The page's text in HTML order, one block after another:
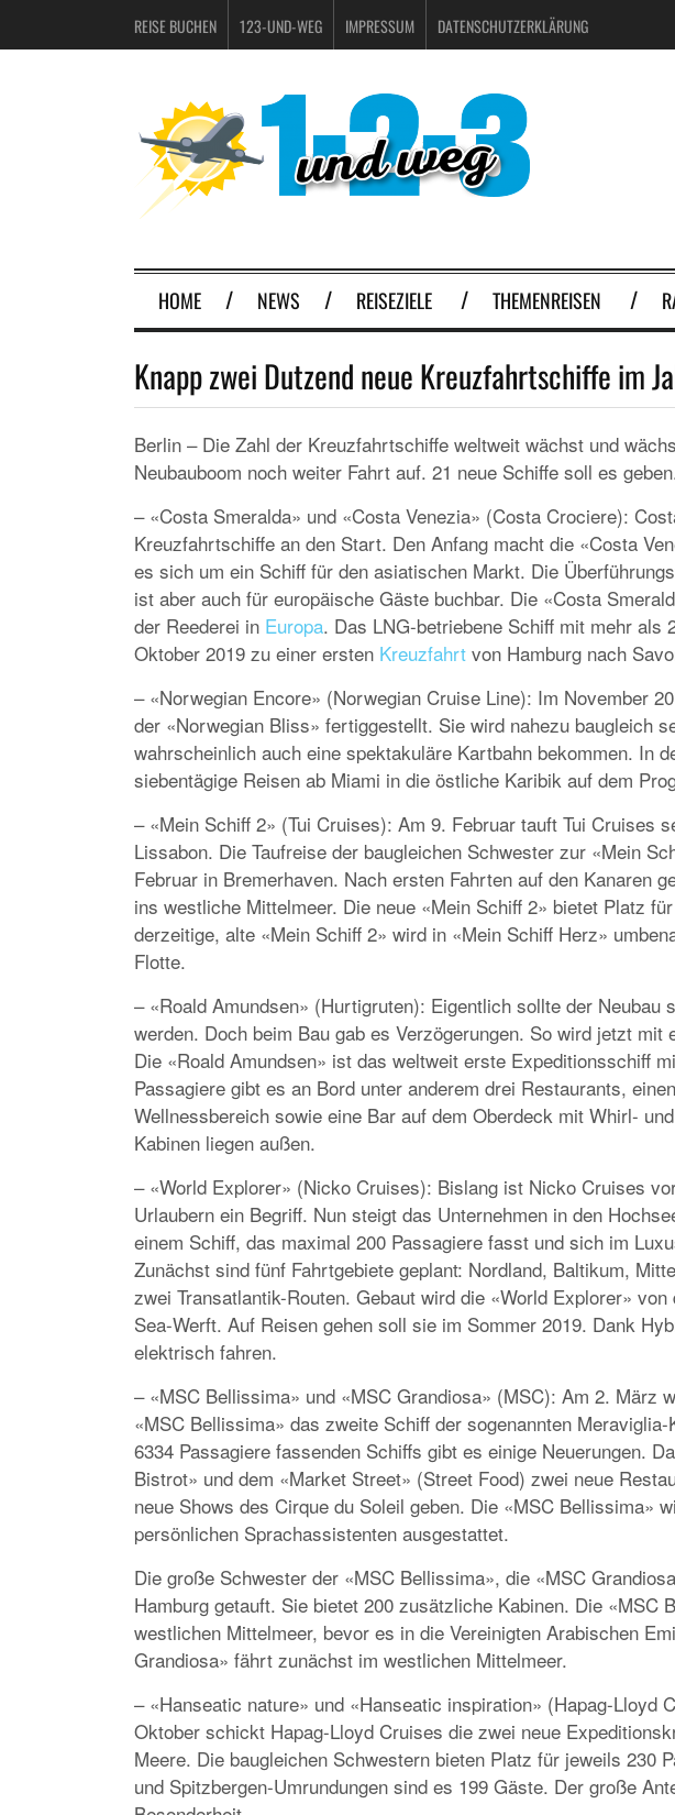
REISE BUCHEN 123-UND-WEG IMPRESSUM DATENSCHUTZERKLÄRUNG
HOME NEWS REISEZIELE THEMENREISEN
Knapp zwei Dutzend neue Kreuzfahrtschiffe im
Berlin – Die Zahl der Kreuzfahrtschiffe weltweit wächst und
Neubauboom noch weiter Fahrt auf. 21 neue Schiffe soll es
– «Costa Smeralda» und «Costa Venezia» (Costa Crociere):
Kreuzfahrtschiffe an den Start. Den Anfang macht die «Costa
es sich um ein Schiff für den asiatischen Markt. Die
ist aber auch für europäische Gäste buchbar. Die «Costa
der Reederei in Europa. Das LNG-betriebene Schiff mit mehr als
Oktober 2019 zu einer ersten Kreuzfahrt von Hamburg nach
– «Norwegian Encore» (Norwegian Cruise Line): Im November
der «Norwegian Bliss» fertiggestellt. Sie wird nahezu baugleich
wahrscheinlich auch eine spektakuläre Kartbahn bekommen. In
siebentägige Reisen ab Miami in die östliche Karibik auf dem
– «Mein Schiff 2» (Tui Cruises): Am 9. Februar tauft Tui Cruises
Lissabon. Die Taufreise der baugleichen Schwester zur «Mein
Februar in Bremerhaven. Nach ersten Fahrten auf den Kanaren
ins westliche Mittelmeer. Die neue «Mein Schiff 2» bietet Platz
derzeitige, alte «Mein Schiff 2» wird in «Mein Schiff Herz»
Flotte.
– «Roald Amundsen» (Hurtigruten): Eigentlich sollte der Neubau
werden. Doch beim Bau gab es Verzögerungen. So wird jetzt mit
Die «Roald Amundsen» ist das weltweit erste Expeditionsschiff
Passagiere gibt es an Bord unter anderem drei Restaurants,
Wellnessbereich sowie eine Bar auf dem Oberdeck mit Whirl-
Kabinen liegen außen.
– «World Explorer» (Nicko Cruises): Bislang ist Nicko Cruises
Urlaubern ein Begriff. Nun steigt das Unternehmen in den
einem Schiff, das maximal 200 Passagiere fasst und sich im
Zunächst sind fünf Fahrtgebiete geplant: Nordland, Baltikum,
zwei Transatlantik-Routen. Gebaut wird die «World Explorer»
Sea-Werft. Auf Reisen gehen soll sie im Sommer 2019. Dank
elektrisch fahren.
– «MSC Bellissima» und «MSC Grandiosa» (MSC): Am 2. März
«MSC Bellissima» das zweite Schiff der sogenannten
6334 Passagiere fassenden Schiffs gibt es einige Neuerungen.
Bistrot» und dem «Market Street» (Street Food) zwei neue
neue Shows des Cirque du Soleil geben. Die «MSC Bellissima»
persönlichen Sprachassistenten ausgestattet.
Die große Schwester der «MSC Bellissima», die «MSC
Hamburg getauft. Sie bietet 200 zusätzliche Kabinen. Die «MSC
westlichen Mittelmeer, bevor es in die Vereinigten Arabischen
Grandiosa» fährt zunächst im westlichen Mittelmeer.
– «Hanseatic nature» und «Hanseatic inspiration» (Hapag-Lloyd
Oktober schickt Hapag-Lloyd Cruises die zwei neue
Meere. Die baugleichen Schwestern bieten Platz für jeweils 230
und Spitzbergen-Umrundungen sind es 199 Gäste. Der große